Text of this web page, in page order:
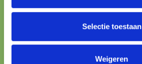
Selectie toestaan
Weigeren
100% SAFE
Protected checkout